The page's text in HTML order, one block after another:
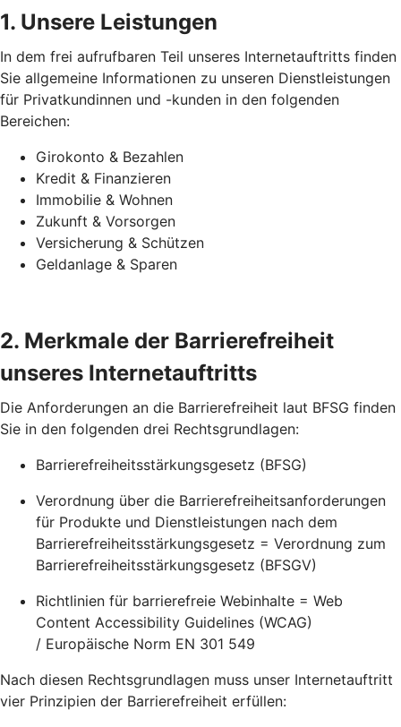
1. Unsere Leistungen
In dem frei aufrufbaren Teil unseres Internetauftritts finden
Sie allgemeine Informationen zu unseren Dienstleistungen
für Privatkundinnen und -kunden in den folgenden
Bereichen:
Girokonto & Bezahlen
Kredit & Finanzieren
Immobilie & Wohnen
Zukunft & Vorsorgen
Versicherung & Schützen
Geldanlage & Sparen
2. Merkmale der Barrierefreiheit
unseres Internetauftritts
Die Anforderungen an die Barrierefreiheit laut BFSG finden
Sie in den folgenden drei Rechtsgrundlagen:
Barrierefreiheitsstärkungsgesetz (BFSG)
Verordnung über die Barrierefreiheitsanforderungen
für Produkte und Dienstleistungen nach dem
Barrierefreiheitsstärkungsgesetz = Verordnung zum
Barrierefreiheitsstärkungsgesetz (BFSGV)
Richtlinien für barrierefreie Webinhalte = Web
Content Accessibility Guidelines (WCAG)
/ Europäische Norm EN 301 549
Nach diesen Rechtsgrundlagen muss unser Internetauftritt
vier Prinzipien der Barrierefreiheit erfüllen: